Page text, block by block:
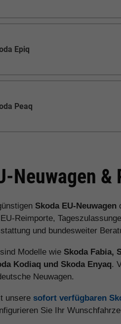
Epiq
Peaq
Neuwagen
Skoda EU-Neuwagen
Reimporte,
und bundesweiter
Modelle wie Skoda Fabia,
Kodiaq und Skoda Enyaq.
Neuwagen.
unsere sofort verfügbaren
Sie Ihr